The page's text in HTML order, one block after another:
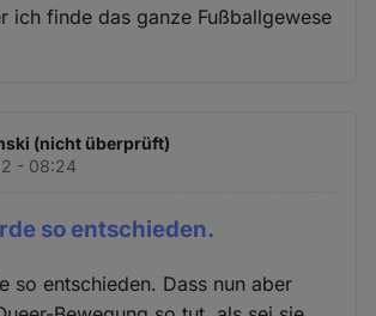
ich finde das ganze Fußballgewese
(nicht überprüft)
- 08:24
so entschieden.
so entschieden. Dass nun aber